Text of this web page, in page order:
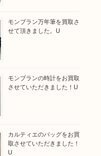
モンブラン万年筆を買取さ
せて頂きました。U
モンブランの時計をお買取
させていただきました！U
カルティエのバッグをお買
取させていただきました！
U